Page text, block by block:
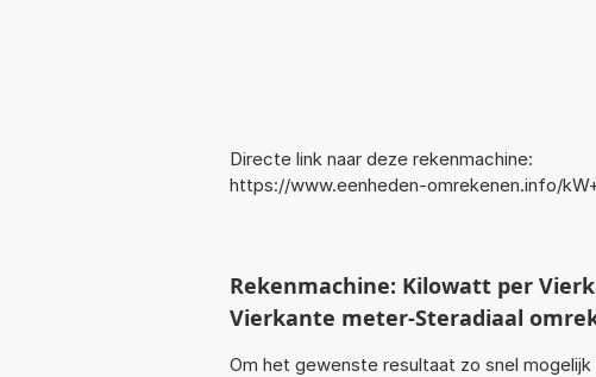
Directe link naar deze rekenmachine:
https://www.eenheden-omrekenen.info/
Rekenmachine: Kilowatt per
Vierkante meter-Steradiaal
Om het gewenste resultaat zo snel